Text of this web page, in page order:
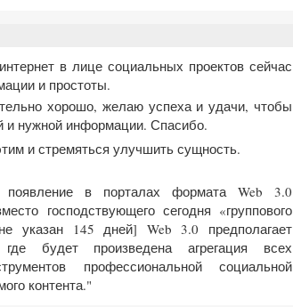
в лице социальных проектов сейчас
и простоты.
хорошо, желаю успеха и удачи, чтобы
и нужной информации. Спасибо.
и стремяться улучшить сущность.
в порталах формата Web 3.0
господствующего сегодня «группового
указан 145 дней] Web 3.0 предполагает
где будет произведена агрегация всех
профессиональной социальной
контента."